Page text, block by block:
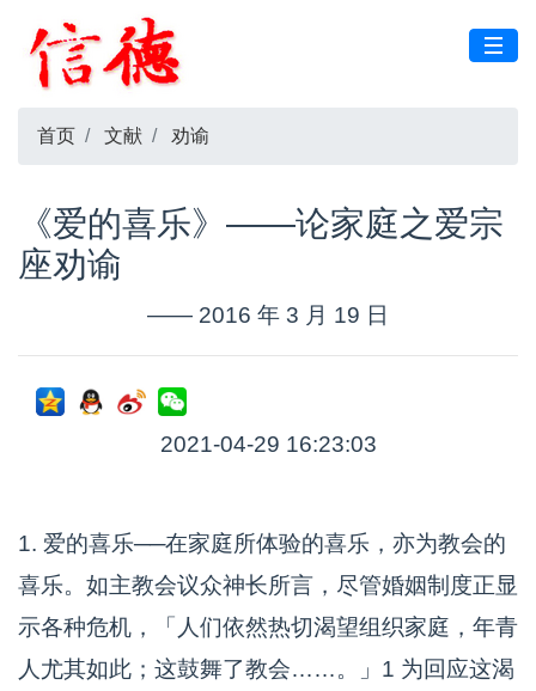
首页 文献 劝谕
《爱的喜乐》——论家庭之爱宗
座劝谕
—— 2016 年 3 月 19 日
2021-04-29 16:23:03
1. 爱的喜乐──在家庭所体验的喜乐，亦为教会的
喜乐。如主教会议众神长所言，尽管婚姻制度正显
示各种危机，「人们依然热切渴望组织家庭，年青
人尤其如此；这鼓舞了教会……。」1 为回应这渴